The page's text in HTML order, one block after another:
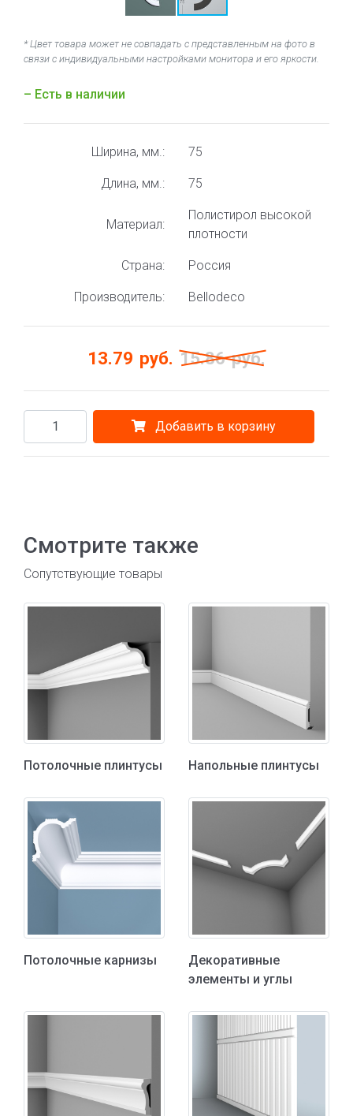
* Цвет товара может не совпадать с представленным на фото в
связи с индивидуальными настройками монитора и его яркости.
– Есть в наличии
Ширина, мм.: 75
Длина, мм.: 75
Материал:
Полистирол высокой
плотности
Страна: Россия
Производитель: Bellodeco
13.79 руб. 15.86 руб.
Добавить в корзину
Смотрите также
Сопутствующие товары
Потолочные плинтусы Напольные плинтусы
Потолочные карнизы
Декоративные
элементы и углы